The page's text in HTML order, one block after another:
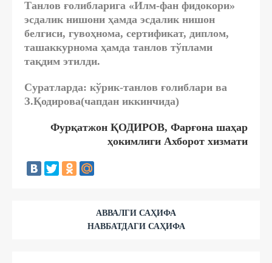
Танлов ғолибларига «Илм-фан фидокори»
эсдалик нишони ҳамда эсдалик нишон
белгиси, гувоҳнома, сертификат, диплом,
ташаккурнома ҳамда танлов тўплами
тақдим этилди.
Суратларда: кўрик-танлов ғолиблари ва
З.Қодирова(чапдан иккинчида)
Фурқатжон ҚОДИРОВ, Фарғона шаҳар
ҳокимлиги Ахборот хизмати
АВВАЛГИ САҲИФА
НАВБАТДАГИ САҲИФА